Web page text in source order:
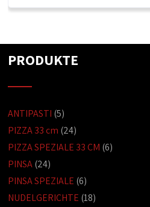
PRODUKTE
ANTIPASTI (5)
PIZZA 33 cm (24)
PIZZA SPEZIALE 33 CM (6)
PINSA(24)
PINSA SPEZIALE (6)
NUDELGERICHTE (18)